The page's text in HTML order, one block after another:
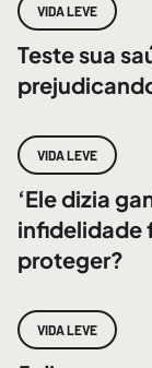
VIDA LEVE
Teste sua
VIDA LEVE
‘Ele dizia
infidelidade
proteger?
VIDA LEVE